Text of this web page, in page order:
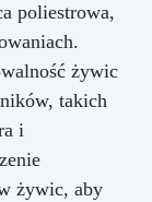
poliestrowa,
żywic
takich
i
żywic, aby